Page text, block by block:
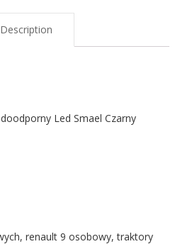
Description
Led Smael Czarny
renault 9 osobowy, traktory